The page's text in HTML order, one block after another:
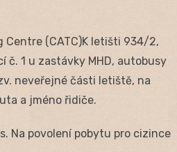
Centre (CATC)K letišti 934/2,
č. 1 u zastávky MHD, autobusy
neveřejné části letiště, na
a jméno řidiče.
Na povolení pobytu pro cizince